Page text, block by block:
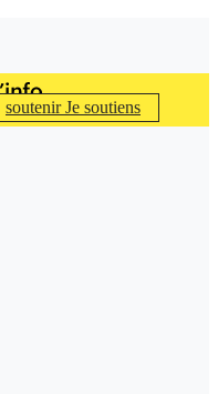
soutenirJe soutiens